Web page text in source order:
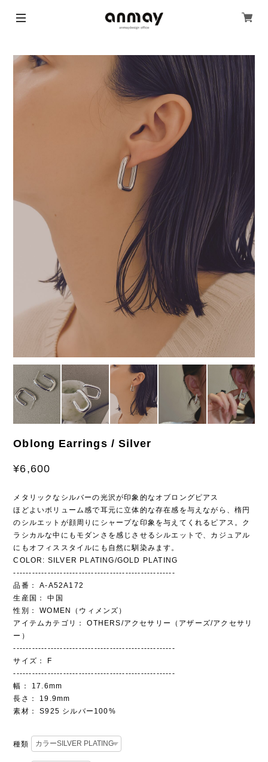
Oblong Earrings / Silver
¥6,600
メタリックなシルバーの光沢が印象的なオブロングピアス
ほどよいボリューム感で耳元に立体的な存在感を与えながら、楕円
のシルエットが顔周りにシャープな印象を与えてくれるピアス。ク
ラシカルな中にもモダンさを感じさせるシルエットで、カジュアル
にもオフィススタイルにも自然に馴染みます。
COLOR: SILVER PLATING/GOLD PLATING
----------------------------------------------------
品番： A-A52A172
生産国： 中国
性別： WOMEN（ウィメンズ）
アイテムカテゴリ： OTHERS/アクセサリー（アザーズ/アクセサリ
ー）
----------------------------------------------------
サイズ： F
----------------------------------------------------
幅： 17.6mm
長さ： 19.9mm
素材： S925 シルバー100%
種類